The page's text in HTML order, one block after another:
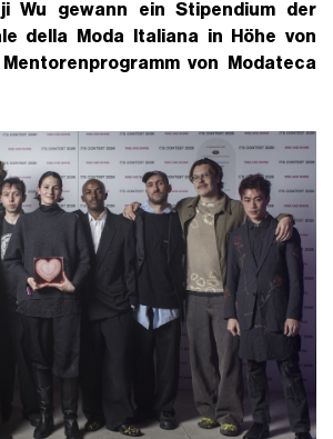
Wu gewann ein Stipendium der
della Moda Italiana in Höhe von
von Modateca